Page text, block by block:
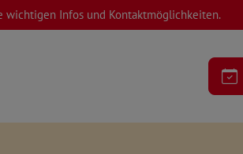
Infos und Kontaktmöglichkeiten.